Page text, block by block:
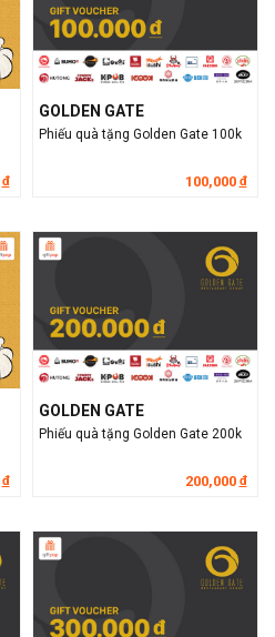
đ
GOLDEN GATE
Phiếu quà tặng Golden Gate 100k
100,000 đ
đ
GOLDEN GATE
Phiếu quà tặng Golden Gate 200k
200,000 đ